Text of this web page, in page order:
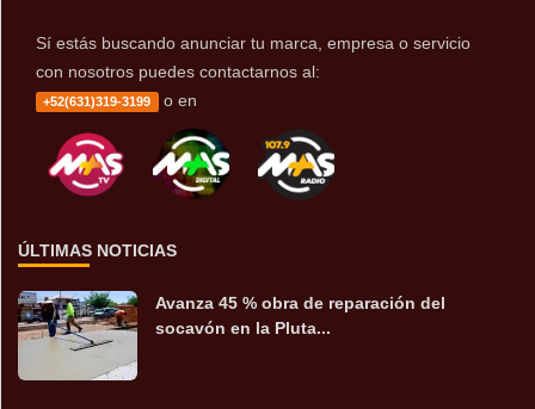
Sí estás buscando anunciar tu marca, empresa o servicio
con nosotros puedes contactarnos al:
+52(631)319-3199 o en
ÚLTIMAS NOTICIAS
Avanza 45 % obra de reparación del
socavón en la Pluta...